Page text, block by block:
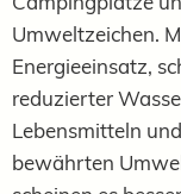
Umweltzeichen.
Energieeinsatz,
reduzierter
Lebensmitteln
bewährten